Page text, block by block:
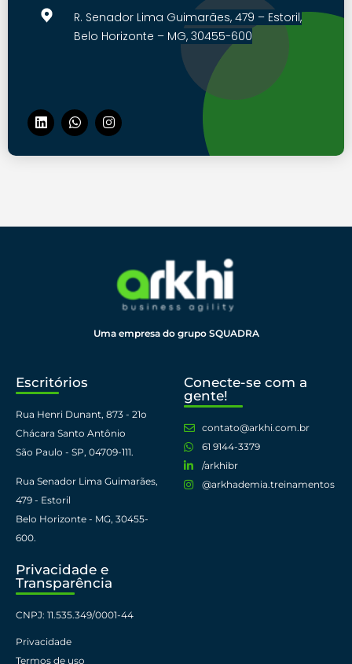
R. Senador Lima Guimarães, 479 – Estoril,
Belo Horizonte – MG, 30455-600
Uma empresa do grupo SQUADRA
Escritórios
Rua Henri Dunant, 873 - 21o
Chácara Santo Antônio
São Paulo - SP, 04709-111. ​
Rua Senador Lima Guimarães,
479 - Estoril
Belo Horizonte - MG, 30455-
600.​
Conecte-se com a
gente!
contato@arkhi.com.br
61 9144-3379​
/arkhibr
@arkhademia.treinamentos
Privacidade e
Transparência
CNPJ: 11.535.349/0001-44​
Privacidade
Termos de uso